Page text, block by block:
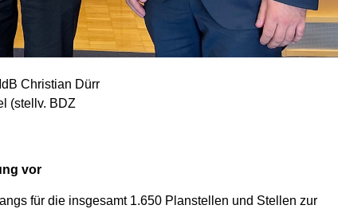
Christian Dürr
(stellv. BDZ
vor
für die insgesamt 1.650 Planstellen und Stellen zur